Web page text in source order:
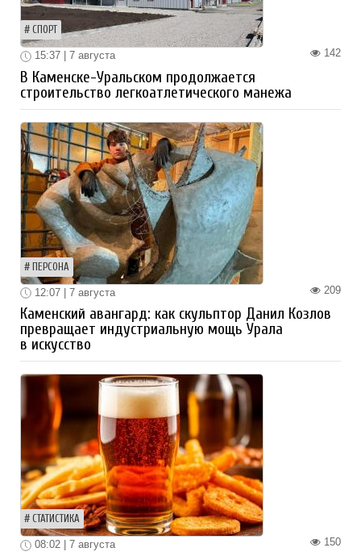
СПОРТ
142
15:37 | 7 августа
В Каменске-Уральском продолжается
строительство легкоатлетического манежа
ПЕРСОНА
209
12:07 | 7 августа
Каменский авангард: как скульптор Данил Козлов
превращает индустриальную мощь Урала
в искусство
СТАТИСТИКА
150
08:02 | 7 августа